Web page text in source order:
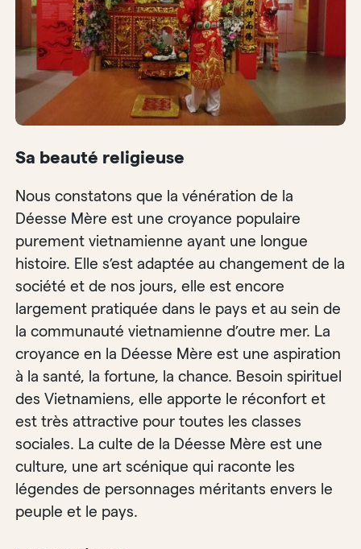
Sa beauté religieuse
Nous constatons que la vénération de la
Déesse Mère est une croyance populaire
purement vietnamienne ayant une longue
histoire. Elle s’est adaptée au changement de la
société et de nos jours, elle est encore
largement pratiquée dans le pays et au sein de
la communauté vietnamienne d’outre mer. La
croyance en la Déesse Mère est une aspiration
à la santé, la fortune, la chance. Besoin spirituel
des Vietnamiens, elle apporte le réconfort et
est très attractive pour toutes les classes
sociales. La culte de la Déesse Mère est une
culture, une art scénique qui raconte les
légendes de personnages méritants envers le
peuple et le pays.